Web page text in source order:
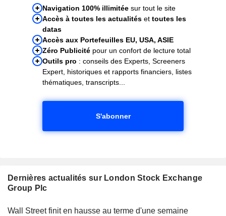
Navigation 100% illimitée sur tout le site
Accès à toutes les actualités et toutes les
datas
Accès aux Portefeuilles EU, USA, ASIE
Zéro Publicité pour un confort de lecture total
Outils pro : conseils des Experts, Screeners
Expert, historiques et rapports financiers, listes
thématiques, transcripts...
S'abonner
Dernières actualités sur London Stock Exchange
Group Plc
Wall Street finit en hausse au terme d'une semaine